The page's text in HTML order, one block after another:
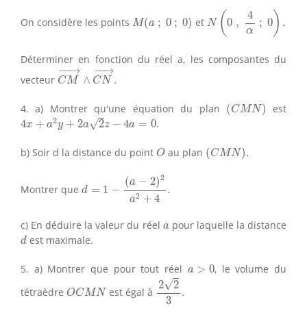
On considère les points M(a ; 0 ; 0)
M(a 0; 0) et N (0 ,
4
α
; 0) .
0, ;
Déterminer en fonction du réel a, les composantes du
vecteur
−−→
CM ∧
−
−→
CN .
CM→∧CN→.
4. a) Montrer qu'une équation du plan (CMN)
(CMN) est
4x + a2y + 2a√2z − 4a = 0.
4x +a 2y+2a2 −4 a=0.
b) Soir d la distance du point O
O au plan (CMN).
(CMN).
Montrer que d = 1 −
(a − 2)2
a2 + 4
.
2 2+4
c) En déduire la valeur du réel a
apour laquelle la distance
d
d est maximale.
5. a) Montrer que pour tout réel a > 0
a >0
, le volume du
tétraèdre OCMN
OCMN est égal à
2√2
3
.
223.